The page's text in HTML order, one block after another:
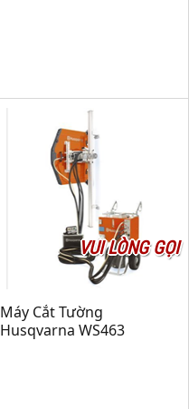
VUI LÒNG GỌI
Máy Cắt Tường
Husqvarna WS463